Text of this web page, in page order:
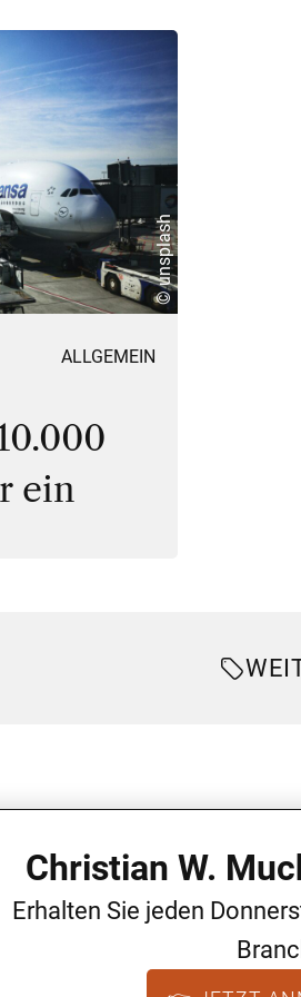
© unsplash
ALLGEMEIN
ein
Christian W.
Erhalten Sie jeden